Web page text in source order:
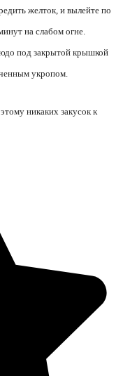
желток, и вылейте по
на слабом огне.
под закрытой крышкой
укропом.
никаких закусок к